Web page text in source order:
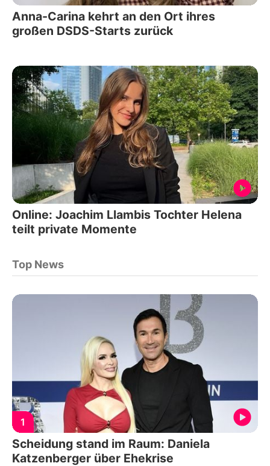
Anna-Carina kehrt an den Ort ihres
großen DSDS-Starts zurück
Online: Joachim Llambis Tochter Helena
teilt private Momente
Top News
1
Scheidung stand im Raum: Daniela
Katzenberger über Ehekrise